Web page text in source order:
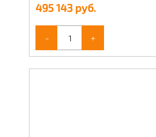
495 143 руб.
- +